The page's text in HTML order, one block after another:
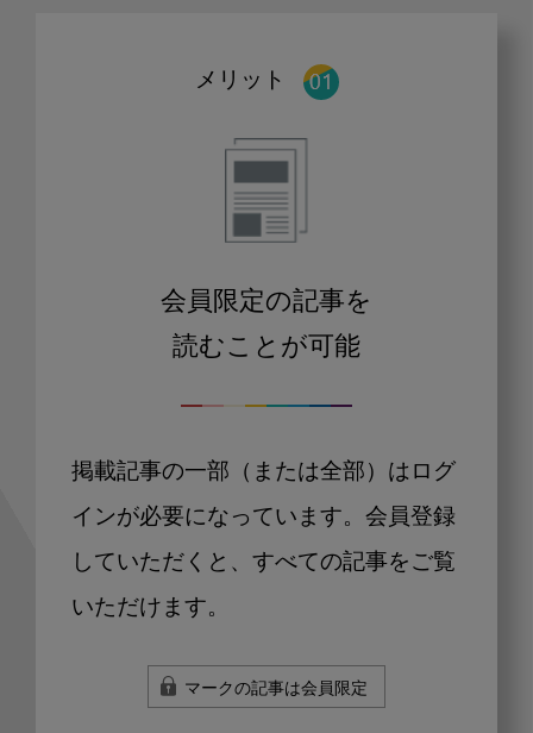
メリット
会員限定の記事を
読むことが可能
掲載記事の一部（または全部）はログ
インが必要になっています。会員登録
していただくと、すべての記事をご覧
いただけます。
マークの記事は会員限定